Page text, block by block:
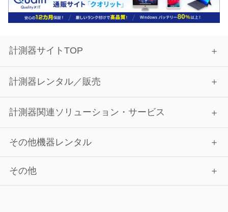
計測器サイトTOP
計測器レンタル／販売
計測器関連ソリューション・サービス
その他機器レンタル
その他